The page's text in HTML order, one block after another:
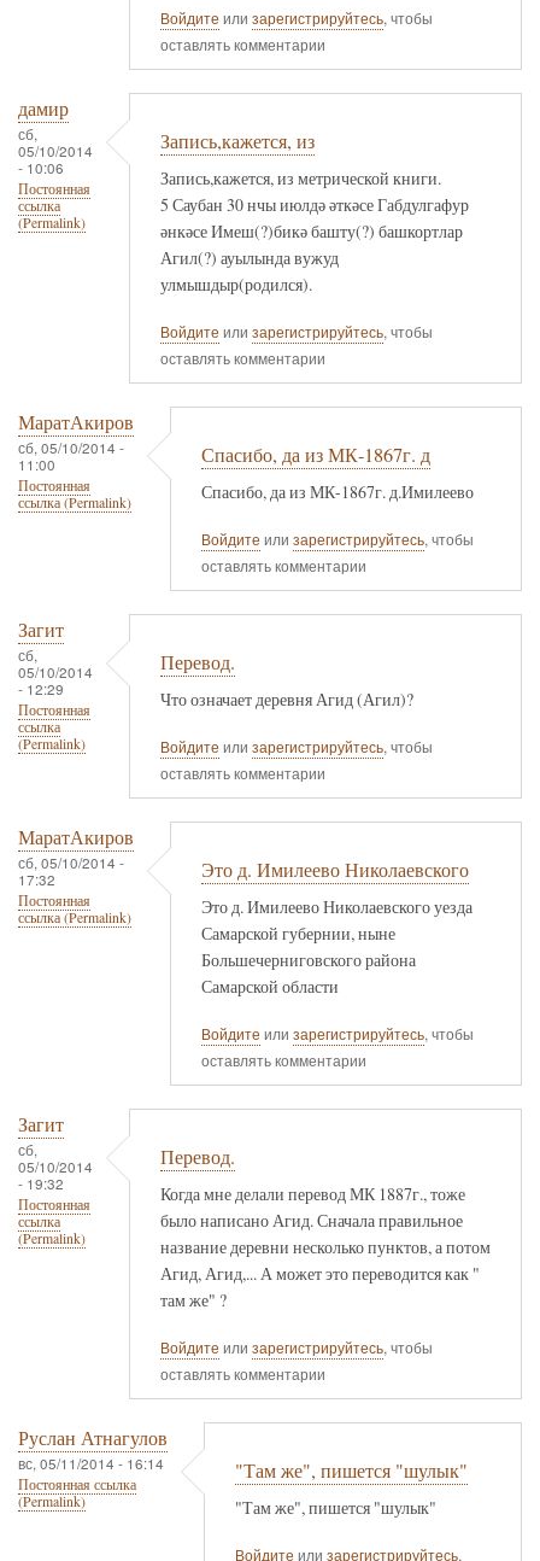
Войдите или зарегистрируйтесь, чтобы
оставлять комментарии
дамир
сб,
05/10/2014
- 10:06
Постоянная
ссылка
(Permalink)
Запись,кажется, из
Запись,кажется, из метрической книги.
5 Саубан 30 нчы июлдә әткәсе Габдулгафур
әнкәсе Имеш(?)бикә башту(?) башкортлар
Агил(?) ауылында вужуд
улмышдыр(родился).
Войдите или зарегистрируйтесь, чтобы
оставлять комментарии
МаратАкиров
сб, 05/10/2014 -
11:00
Постоянная
ссылка (Permalink)
Спасибо, да из МК-1867г. д
Спасибо, да из МК-1867г. д.Имилеево
Войдите или зарегистрируйтесь, чтобы
оставлять комментарии
Загит
сб,
05/10/2014
- 12:29
Постоянная
ссылка
(Permalink)
Перевод.
Что означает деревня Агид (Агил)?
Войдите или зарегистрируйтесь, чтобы
оставлять комментарии
МаратАкиров
сб, 05/10/2014 -
17:32
Постоянная
ссылка (Permalink)
Это д. Имилеево Николаевского
Это д. Имилеево Николаевского уезда
Самарской губернии, ныне
Большечерниговского района
Самарской области
Войдите или зарегистрируйтесь, чтобы
оставлять комментарии
Загит
сб,
05/10/2014
- 19:32
Постоянная
ссылка
(Permalink)
Перевод.
Когда мне делали перевод МК 1887г., тоже
было написано Агид. Сначала правильное
название деревни несколько пунктов, а потом
Агид, Агид,... А может это переводится как "
там же" ?
Войдите или зарегистрируйтесь, чтобы
оставлять комментарии
Руслан Атнагулов
вс, 05/11/2014 - 16:14
Постоянная ссылка
(Permalink)
"Там же", пишется "шулык"
"Там же", пишется "шулык"
Войдите или зарегистрируйтесь,